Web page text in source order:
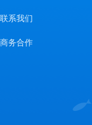
联系我们
商务合作